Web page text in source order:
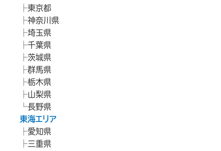
東京都
神奈川県
埼玉県
千葉県
茨城県
群馬県
栃木県
山梨県
長野県
東海エリア
愛知県
三重県